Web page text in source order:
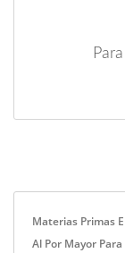
Materias Primas
Al Por Mayor